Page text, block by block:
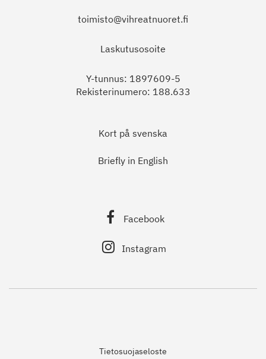
toimisto@vihreatnuoret.fi
Laskutusosoite
Y-tunnus: 1897609-5
Rekisterinumero: 188.633
Kort på svenska
Briefly in English
Facebook
Instagram
Tietosuojaseloste